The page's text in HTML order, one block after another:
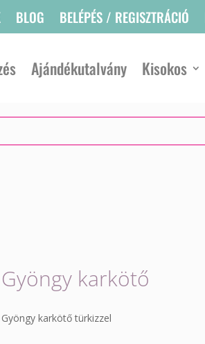
BLOG BELÉPÉS / REGISZTRÁCIÓ
Ajándékutalvány Kisokos
Gyöngy karkötő
Gyöngy karkötő türkizzel